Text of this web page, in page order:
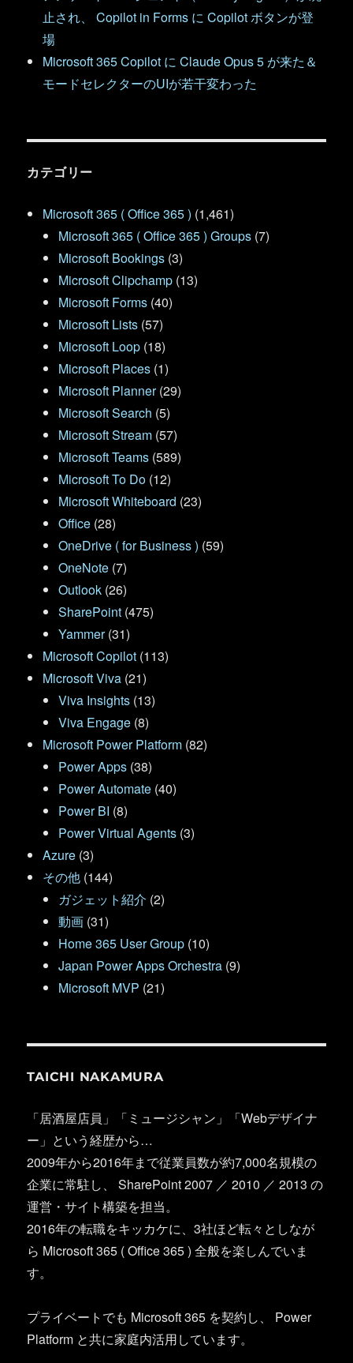
止され、 Copilot in Forms に Copilot ボタンが登
場
Microsoft 365 Copilot に Claude Opus 5 が来た＆
モードセレクターのUIが若干変わった
カテゴリー
Microsoft 365 ( Office 365 ) (1,461)
Microsoft 365 ( Office 365 ) Groups (7)
Microsoft Bookings (3)
Microsoft Clipchamp (13)
Microsoft Forms (40)
Microsoft Lists (57)
Microsoft Loop (18)
Microsoft Places (1)
Microsoft Planner(29)
Microsoft Search (5)
Microsoft Stream (57)
Microsoft Teams (589)
Microsoft To Do (12)
Microsoft Whiteboard (23)
Office (28)
OneDrive ( for Business ) (59)
OneNote (7)
Outlook (26)
SharePoint (475)
Yammer(31)
Microsoft Copilot (113)
Microsoft Viva (21)
Viva Insights (13)
Viva Engage (8)
Microsoft Power Platform (82)
Power Apps (38)
Power Automate (40)
Power BI (8)
Power Virtual Agents (3)
Azure (3)
その他 (144)
ガジェット紹介 (2)
動画 (31)
Home 365 User Group (10)
Japan Power Apps Orchestra (9)
Microsoft MVP (21)
TAICHI NAKAMURA
「居酒屋店員」「ミュージシャン」「Webデザイナ
ー」という経歴から…
2009年から2016年まで従業員数が約7,000名規模の
企業に常駐し、 SharePoint 2007 ／ 2010 ／ 2013 の
運営・サイト構築を担当。
2016年の転職をキッカケに、3社ほど転々としなが
ら Microsoft 365 ( Office 365 ) 全般を楽しんでいま
す。
プライベートでも Microsoft 365 を契約し、 Power
Platform と共に家庭内活用しています。